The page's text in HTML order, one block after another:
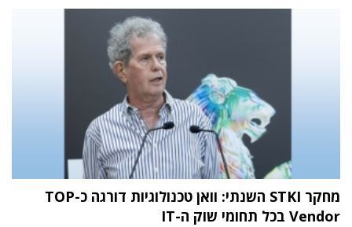
מחקר STKI השנתי: וואן טכנולוגיות דורגה כ-TOP
Vendor בכל תחומי שוק ה-IT